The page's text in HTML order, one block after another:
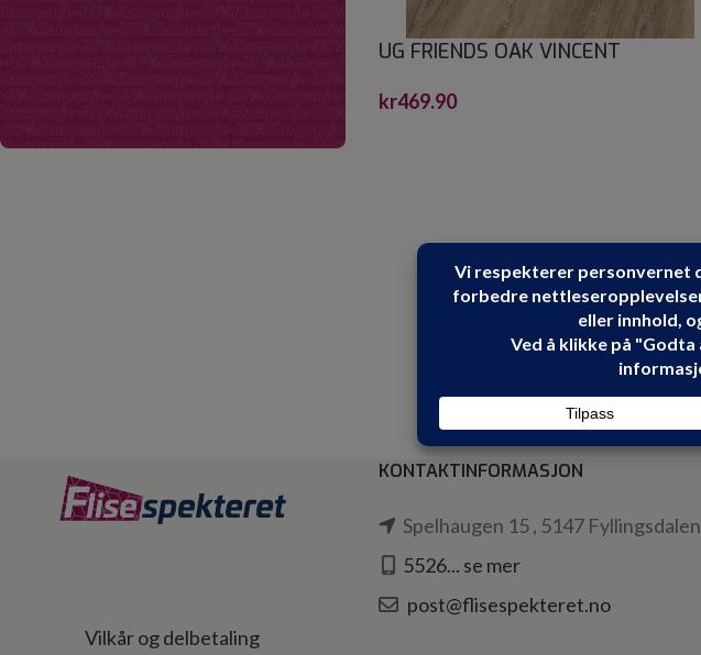
UG FRIENDS OAK VINCENT
kr469.90
Vilkår og delbetaling
KONTAKTINFORMASJON
Spelhaugen 15 , 5147 Fyllingsdalen
5526... se mer
post@flisespekteret.no